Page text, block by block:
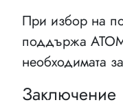
При избор на
поддържа
необходимата
Заключение